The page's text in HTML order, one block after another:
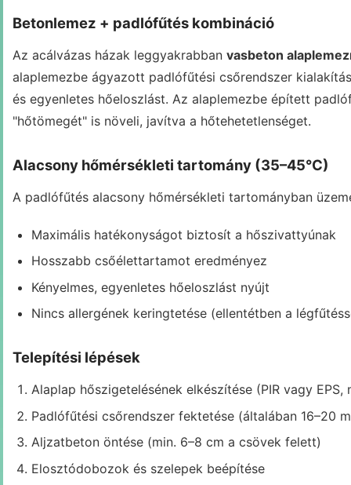
Betonlemez + padlófűtés kombináció
Az acálvázas házak leggyakrabban vasbeton
alaplemezbe ágyazott padlófűtési csőrendszer
és egyenletes hőeloszlást. Az alaplemezbe épített
"hőtömegét" is növeli, javítva a hőtehetetlenséget.
Alacsony hőmérsékleti tartomány (35–45°C)
A padlófűtés alacsony hőmérsékleti tartományban
Maximális hatékonyságot biztosít a hőszivattyúnak
Hosszabb csőélettartamot eredményez
Kényelmes, egyenletes hőeloszlást nyújt
Nincs allergének keringtetése (ellentétben a
Telepítési lépések
Alaplap hőszigetelésének elkészítése (PIR vagy EPS,
Padlófűtési csőrendszer fektetése (általában 16–20
Aljzatbeton öntése (min. 6–8 cm a csövek felett)
Elosztódobozok és szelepek beépítése